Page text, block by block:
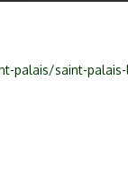
saint-